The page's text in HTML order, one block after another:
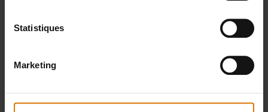
Statistiques
Marketing